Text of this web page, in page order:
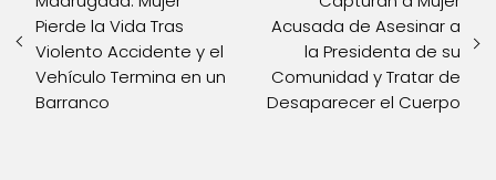
Pierde la Vida Tras
Violento Accidente y el
Vehículo Termina en un
Barranco
Acusada de Asesinar a
la Presidenta de su
Comunidad y Tratar de
Desaparecer el Cuerpo